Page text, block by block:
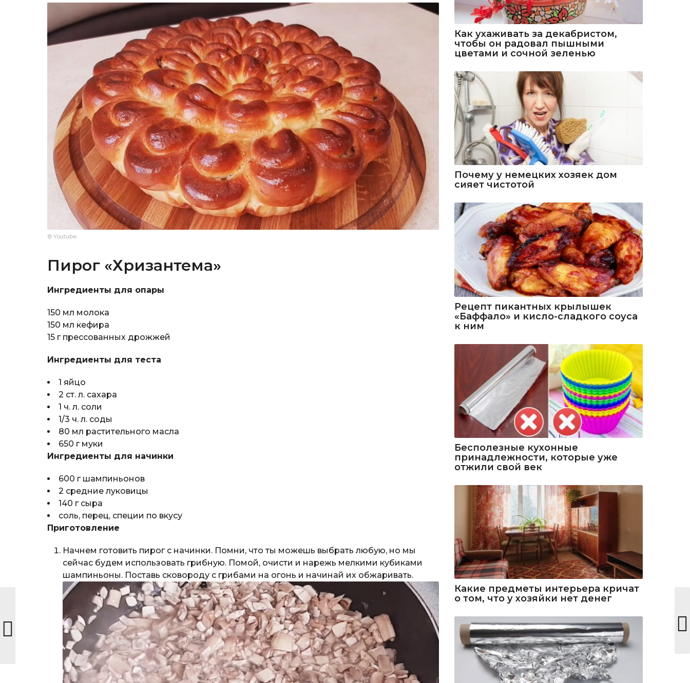
© Youtube
Пирог «Хризантема»
Ингредиенты для опары
150 мл молока
150 мл кефира
15 г прессованных дрожжей
Ингредиенты для теста
1 яйцо
2 ст. л. сахара
1 ч. л. соли
1/3 ч. л. соды
80 мл растительного масла
650 г муки
Ингредиенты для начинки
600 г шампиньонов
2 средние луковицы
140 г сыра
соль, перец, специи по вкусу
Приготовление
Начнем готовить пирог с начинки. Помни, что ты можешь выбрать любую, но мы
сейчас будем использовать грибную. Помой, очисти и нарежь мелкими кубиками
шампиньоны. Поставь сковороду с грибами на огонь и начинай их обжаривать.
Как ухаживать за декабристом,
чтобы он радовал пышными
цветами и сочной зеленью
Почему у немецких хозяек дом
сияет чистотой
Рецепт пикантных крылышек
«Баффало» и кисло-сладкого соуса
к ним
Бесполезные кухонные
принадлежности, которые уже
отжили свой век
Какие предметы интерьера кричат
о том, что у хозяйки нет денег